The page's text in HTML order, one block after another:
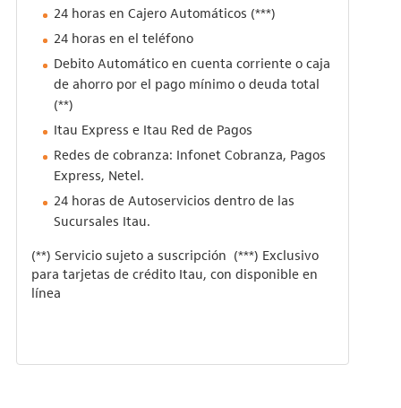
24 horas en Cajero Automáticos (***)
24 horas en el teléfono
Debito Automático en cuenta corriente o caja
de ahorro por el pago mínimo o deuda total
(**)
Itau Express e Itau Red de Pagos
Redes de cobranza: Infonet Cobranza, Pagos
Express, Netel.
24 horas de Autoservicios dentro de las
Sucursales Itau.
(**) Servicio sujeto a suscripción (***) Exclusivo
para tarjetas de crédito Itau, con disponible en
línea